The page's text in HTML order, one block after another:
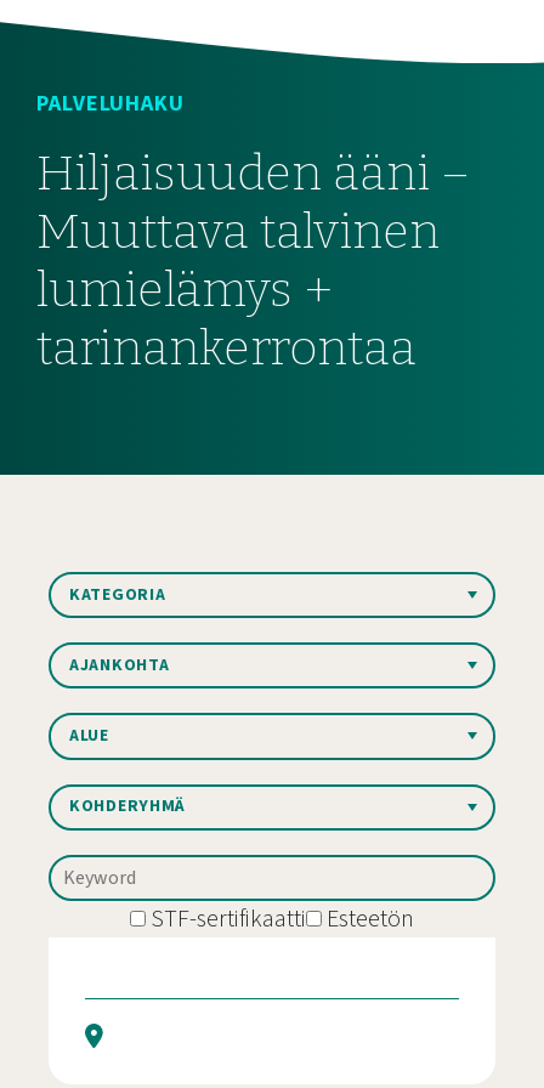
PALVELUHAKU
Hiljaisuuden ääni –
Muuttava talvinen
lumielämys +
tarinankerrontaa
Kategoria:
Ajankohta:
Alue:
Kohderyhmä:
STF-sertifikaatti Esteetön